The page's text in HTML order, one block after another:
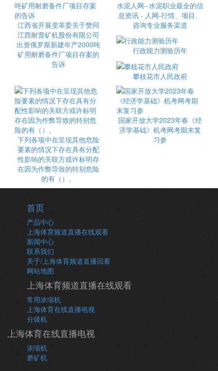
江西省开展变革委关于赞同
江西耐普矿机股份有限公司
出资俄罗斯新建年产2000吨
矿用耐磨备件厂项目存案的
告诉
水泥人网--水泥职业最全的信
息资讯 - 人网-行情、项目、
咨询专业服务渠道
行政能力测验历年
攀枝花市人民政府
下列各项中在呈现其他危险
要素的情况下存在具有分配
性影响的关联方或许标明存
在因为作弊导致的特别危险
的有（）。
国家开放大学2023年春《经
济学基础》机考网考期末复
习参
首页
产品中心
上海体育频道直播在线观看
新闻中心
联系我们
关于/上海体育频道直播回看
网站地图
上海体育频道直播在线观看
常用浓缩机
上海体育在线直播电视
分级机
上海体育在线直播电视
浓缩机
磨矿机